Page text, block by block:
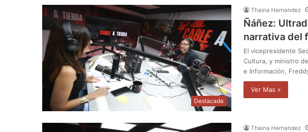
Destacada
Thaina Hernandez
Ñáñez:
narrativa del
El vicepresidente
Cultura, y ministro
e Información,
Ver Mas »
Thaina Hernandez